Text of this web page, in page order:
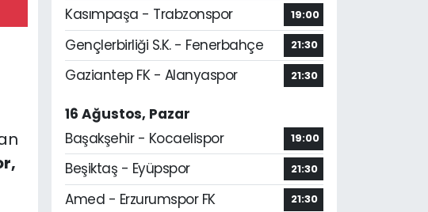
Kasımpaşa - Trabzonspor 19:00
Gençlerbirliği S.K. - Fenerbahçe 21:30
Gaziantep FK - Alanyaspor 21:30
16 Ağustos, Pazar
Başakşehir - Kocaelispor
19:00
Beşiktaş - Eyüpspor 21:30
Amed - Erzurumspor FK 21:30